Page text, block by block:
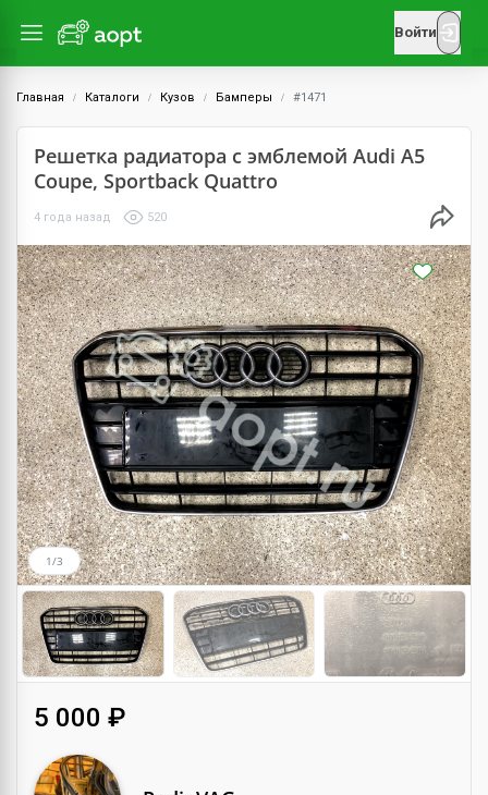
Войти
Главная Каталоги Кузов Бамперы #1471
Решетка радиатора с эмблемой Audi A5
Coupe, Sportback Quattro
4 года назад 520
1/3
5 000 ₽